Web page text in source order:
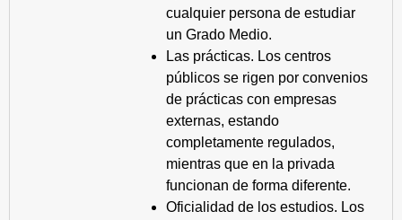
cualquier persona de estudiar
un Grado Medio.
Las prácticas. Los centros
públicos se rigen por convenios
de prácticas con empresas
externas, estando
completamente regulados,
mientras que en la privada
funcionan de forma diferente.
Oficialidad de los estudios. Los